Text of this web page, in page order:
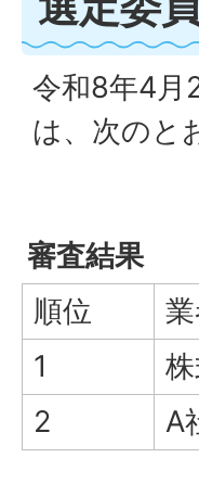
令和8年4月
は、次のと
審査結果
順位
1
2
A